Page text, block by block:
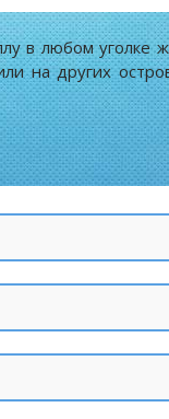
в любом уголке
на других